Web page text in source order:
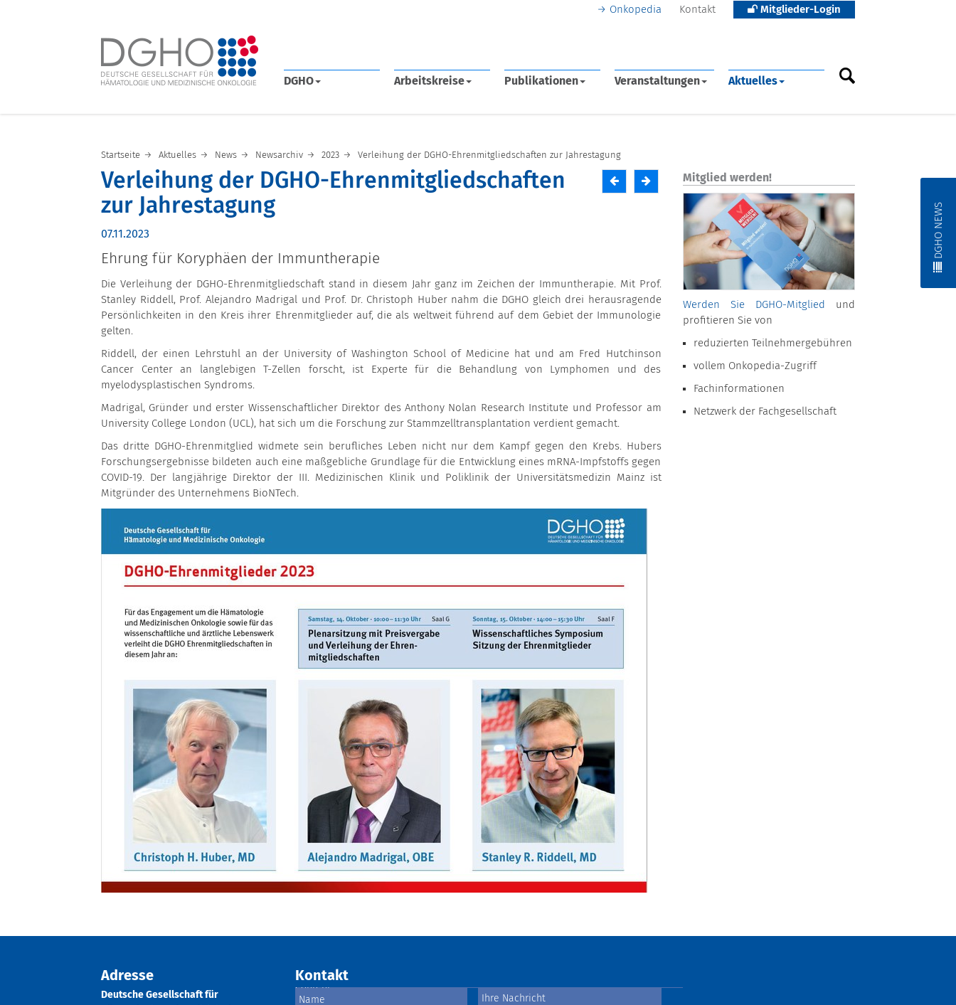
Onkopedia Kontakt Mitglieder-Login
DGHO Arbeitskreise Publikationen Veranstaltungen Aktuelles
DGHO NEWS
Startseite Aktuelles News Newsarchiv 2023 Verleihung der DGHO-Ehrenmitgliedschaften zur Jahrestagung
Verleihung der DGHO-Ehrenmitgliedschaften
zur Jahrestagung
07.11.2023
Ehrung für Koryphäen der Immuntherapie
Die Verleihung der DGHO-Ehrenmitgliedschaft stand in diesem Jahr ganz im Zeichen der Immuntherapie. Mit Prof.
Stanley Riddell, Prof. Alejandro Madrigal und Prof. Dr. Christoph Huber nahm die DGHO gleich drei herausragende
Persönlichkeiten in den Kreis ihrer Ehrenmitglieder auf, die als weltweit führend auf dem Gebiet der Immunologie
gelten.
Riddell, der einen Lehrstuhl an der University of Washington School of Medicine hat und am Fred Hutchinson
Cancer Center an langlebigen T-Zellen forscht, ist Experte für die Behandlung von Lymphomen und des
myelodysplastischen Syndroms.
Madrigal, Gründer und erster Wissenschaftlicher Direktor des Anthony Nolan Research Institute und Professor am
University College London (UCL), hat sich um die Forschung zur Stammzelltransplantation verdient gemacht.
Das dritte DGHO-Ehrenmitglied widmete sein berufliches Leben nicht nur dem Kampf gegen den Krebs. Hubers
Forschungsergebnisse bildeten auch eine maßgebliche Grundlage für die Entwicklung eines mRNA-Impfstoffs gegen
COVID-19. Der langjährige Direktor der III. Medizinischen Klinik und Poliklinik der Universitätsmedizin Mainz ist
Mitgründer des Unternehmens BioNTech.
Mitglied werden!
Werden Sie DGHO-Mitglied
und
profitieren Sie von
reduzierten Teilnehmergebühren
vollem Onkopedia-Zugriff
Fachinformationen
Netzwerk der Fachgesellschaft
Adresse
Deutsche Gesellschaft für
Kontakt